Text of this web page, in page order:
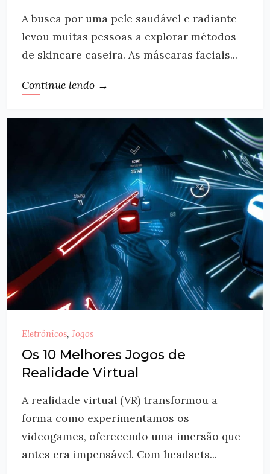
A busca por uma pele saudável e radiante
levou muitas pessoas a explorar métodos
de skincare caseira. As máscaras faciais...
Continue lendo →
Eletrônicos, Jogos
Os 10 Melhores Jogos de
Realidade Virtual
A realidade virtual (VR) transformou a
forma como experimentamos os
videogames, oferecendo uma imersão que
antes era impensável. Com headsets...